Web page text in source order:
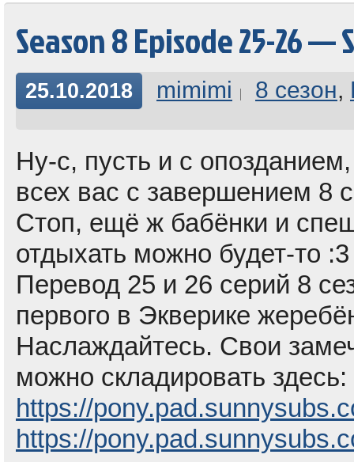
Season 8 Episode 25-26 —
25.10.2018 mimimi 8 сезон,
Ну-с, пусть и с
всех вас с завершением 8
Стоп, ещё ж бабёнки и
отдыхать можно будет-то :3
Перевод 25 и 26 серий 8
первого в Экверике
Наслаждайтесь. Свои
можно складировать здесь:
https://
https://